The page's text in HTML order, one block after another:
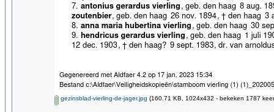
gezinsblad-vierling-de-jager.jpg (160.71 KB, 1024x432 - bekeken 1787